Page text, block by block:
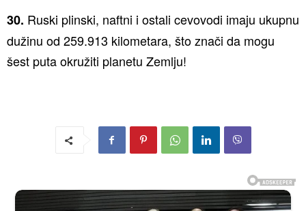
30. Ruski plinski, naftni i ostali cevovodi imaju ukupnu
dužinu od 259.913 kilometara, što znači da mogu
šest puta okružiti planetu Zemlju!